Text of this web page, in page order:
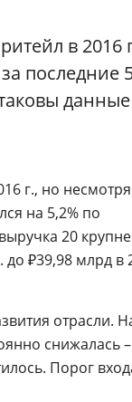
в 2016
последние
данные
г., но
на 5,2% по
20
до ₽39,98 млрд в
отрасли.
снижалась
Порог